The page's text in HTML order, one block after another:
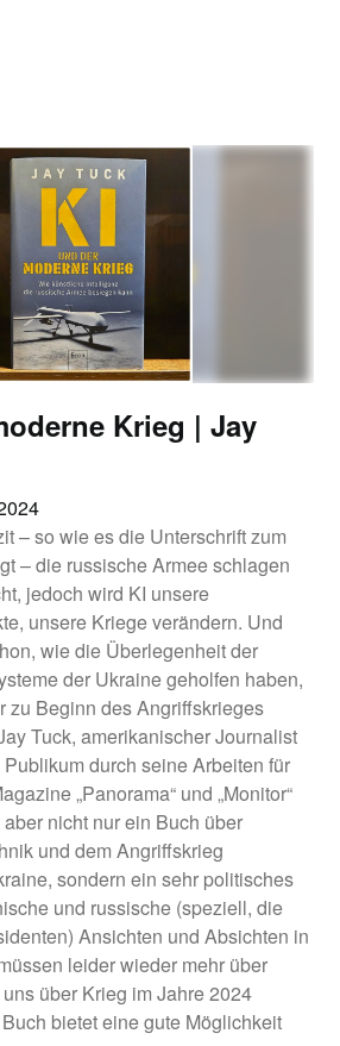
Krieg | Jay
– so wie es die Unterschrift zum
– die russische Armee schlagen
jedoch wird KI unsere
unsere Kriege verändern. Und
wie die Überlegenheit der
der Ukraine geholfen haben,
zu Beginn des Angriffskrieges
Tuck, amerikanischer Journalist
durch seine Arbeiten für
„Panorama“ und „Monitor“
nicht nur ein Buch über
und dem Angriffskrieg
sondern ein sehr politisches
und russische (speziell, die
Ansichten und Absichten in
leider wieder mehr über
über Krieg im Jahre 2024
bietet eine gute Möglichkeit